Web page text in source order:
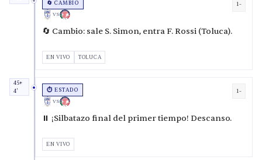
🔄 CAMBIO
VS
1-
🔄 Cambio: sale S. Simon, entra F. Rossi (Toluca).
EN VIVO TOLUCA
45+
4'
⏱️ ESTADO
VS
1-
⏸️ ¡Silbatazo final del primer tiempo! Descanso.
EN VIVO